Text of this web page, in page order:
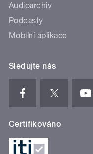
Audioarchiv
Podcasty
Mobilní aplikace
Sledujte nás
Certifikováno